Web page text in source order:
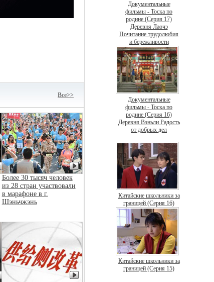
Bce>>
Более 30 тысяч человек
из 28 стран участвовали
в марафоне в г.
Шэньчжэнь
Документальные
фильмы - Тоска по
родине (Серия 17)
Деревня Лаочэ
Почитание трудолюбия
и бережливости
Документальные
фильмы - Тоска по
родине (Серия 16)
Деревня Вэньли Радость
от добрых дел
Китайские школьники за
границей (Серия 16)
Китайские школьники за
границей (Серия 15)